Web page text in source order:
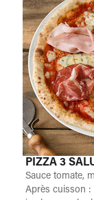
PIZZA 3
Sauce tomate,
Après cuisson :